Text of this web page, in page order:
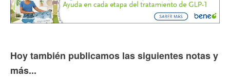
Hoy también publicamos las siguientes notas y
más...